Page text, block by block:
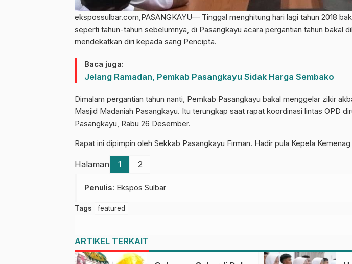
ekspossulbar.com,PASANGKAYU— Tinggal menghitung hari lagi tahun 2018
seperti tahun-tahun sebelumnya, di Pasangkayu acara pergantian tahun bakal
mendekatkan diri kepada sang Pencipta.
Baca juga:
Jelang Ramadan, Pemkab Pasangkayu Sidak Harga Sembako
Dimalam pergantian tahun nanti, Pemkab Pasangkayu bakal menggelar zikir
Masjid Madaniah Pasangkayu. Itu terungkap saat rapat koordinasi lintas OPD
Pasangkayu, Rabu 26 Desember.
Rapat ini dipimpin oleh Sekkab Pasangkayu Firman. Hadir pula Kepela
Halaman 1 2
Penulis: Ekspos Sulbar
Tags featured
ARTIKEL TERKAIT